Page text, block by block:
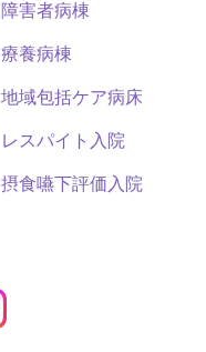
障害者病棟
療養病棟
地域包括ケア病床
レスパイト入院
摂食嚥下評価入院